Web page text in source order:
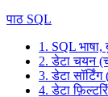
पाठ SQL
1. SQL भाषा,
2. डेटा चयन
3. डेटा
4. डेटा